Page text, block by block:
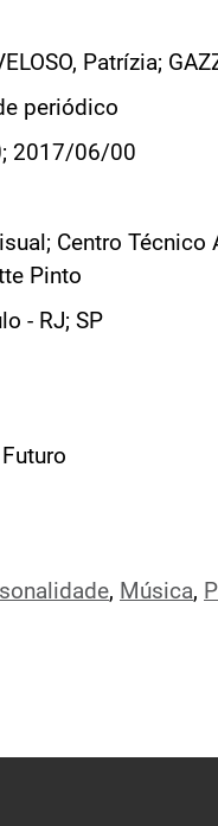
Patrízia;
periódico
2017/06/00
Centro
Pinto
- RJ; SP
, Música,